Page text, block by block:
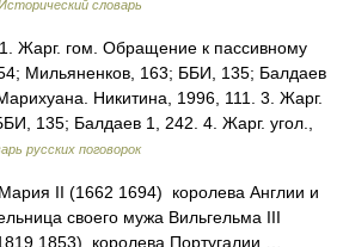
словарь
Жарг. гом. Обращение к пассивному
54; Мильяненков, 163; ББИ, 135; Балдаев
Никитина, 1996, 111. 3. Жарг.
135; Балдаев 1, 242. 4. Жарг. угол.,
русских поговорок
II (1662 1694) королева Англии и
своего мужа Вильгельма III
1853) королева Португалии …